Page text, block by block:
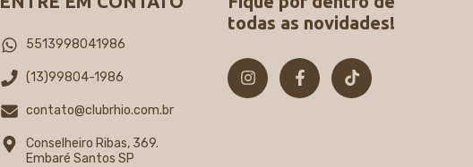
5513998041986
(13)99804-1986
contato@clubrhio.com.br
Conselheiro Ribas, 369.
Embaré Santos SP
todas as novidades!